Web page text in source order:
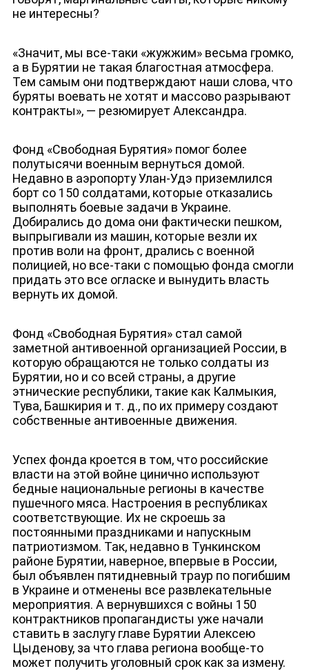
ЮТУБ-КАНАЛ
не интересны?
«Значит, мы все-таки «жужжим» весьма громко,
а в Бурятии не такая благостная атмосфера.
Тем самым они подтверждают наши слова, что
буряты воевать не хотят и массово разрывают
контракты», — резюмирует Александра.
Фонд «Свободная Бурятия» помог более
полутысячи военным вернуться домой.
Недавно в аэропорту Улан-Удэ приземлился
борт со 150 солдатами, которые отказались
выполнять боевые задачи в Украине.
Добирались до дома они фактически пешком,
выпрыгивали из машин, которые везли их
против воли на фронт, дрались с военной
полицией, но все-таки с помощью фонда смогли
придать это все огласке и вынудить власть
вернуть их домой.
Фонд «Свободная Бурятия» стал самой
заметной антивоенной организацией России, в
которую обращаются не только солдаты из
Бурятии, но и со всей страны, а другие
этнические республики, такие как Калмыкия,
Тува, Башкирия и т. д., по их примеру создают
собственные антивоенные движения.
Успех фонда кроется в том, что российские
власти на этой войне цинично используют
бедные национальные регионы в качестве
пушечного мяса. Настроения в республиках
соответствующие. Их не скроешь за
постоянными праздниками и напускным
патриотизмом. Так, недавно в Тункинском
районе Бурятии, наверное, впервые в России,
был объявлен пятидневный траур по погибшим
в Украине и отменены все развлекательные
мероприятия. А вернувшихся с войны 150
контрактников пропагандисты уже начали
ставить в заслугу главе Бурятии Алексею
Цыденову, за что глава региона вообще-то
может получить уголовный срок как за измену.